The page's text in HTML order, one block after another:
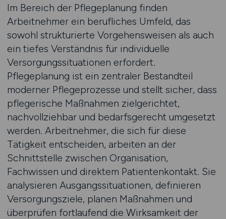
Im Bereich der Pflegeplanung finden
Arbeitnehmer ein berufliches Umfeld, das
sowohl strukturierte Vorgehensweisen als auch
ein tiefes Verständnis für individuelle
Versorgungssituationen erfordert.
Pflegeplanung ist ein zentraler Bestandteil
moderner Pflegeprozesse und stellt sicher, dass
pflegerische Maßnahmen zielgerichtet,
nachvollziehbar und bedarfsgerecht umgesetzt
werden. Arbeitnehmer, die sich für diese
Tätigkeit entscheiden, arbeiten an der
Schnittstelle zwischen Organisation,
Fachwissen und direktem Patientenkontakt. Sie
analysieren Ausgangssituationen, definieren
Versorgungsziele, planen Maßnahmen und
überprüfen fortlaufend die Wirksamkeit der